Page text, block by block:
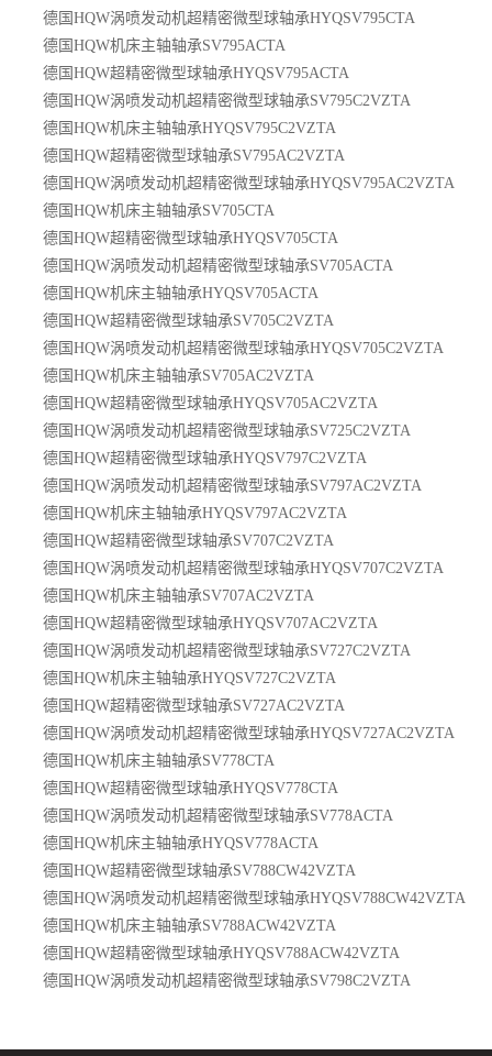
德国HQW涡喷发动机超精密微型球轴承HYQSV795CTA
德国HQW机床主轴轴承SV795ACTA
德国HQW超精密微型球轴承HYQSV795ACTA
德国HQW涡喷发动机超精密微型球轴承SV795C2VZTA
德国HQW机床主轴轴承HYQSV795C2VZTA
德国HQW超精密微型球轴承SV795AC2VZTA
德国HQW涡喷发动机超精密微型球轴承HYQSV795AC2VZTA
德国HQW机床主轴轴承SV705CTA
德国HQW超精密微型球轴承HYQSV705CTA
德国HQW涡喷发动机超精密微型球轴承SV705ACTA
德国HQW机床主轴轴承HYQSV705ACTA
德国HQW超精密微型球轴承SV705C2VZTA
德国HQW涡喷发动机超精密微型球轴承HYQSV705C2VZTA
德国HQW机床主轴轴承SV705AC2VZTA
德国HQW超精密微型球轴承HYQSV705AC2VZTA
德国HQW涡喷发动机超精密微型球轴承SV725C2VZTA
德国HQW超精密微型球轴承HYQSV797C2VZTA
德国HQW涡喷发动机超精密微型球轴承SV797AC2VZTA
德国HQW机床主轴轴承HYQSV797AC2VZTA
德国HQW超精密微型球轴承SV707C2VZTA
德国HQW涡喷发动机超精密微型球轴承HYQSV707C2VZTA
德国HQW机床主轴轴承SV707AC2VZTA
德国HQW超精密微型球轴承HYQSV707AC2VZTA
德国HQW涡喷发动机超精密微型球轴承SV727C2VZTA
德国HQW机床主轴轴承HYQSV727C2VZTA
德国HQW超精密微型球轴承SV727AC2VZTA
德国HQW涡喷发动机超精密微型球轴承HYQSV727AC2VZTA
德国HQW机床主轴轴承SV778CTA
德国HQW超精密微型球轴承HYQSV778CTA
德国HQW涡喷发动机超精密微型球轴承SV778ACTA
德国HQW机床主轴轴承HYQSV778ACTA
德国HQW超精密微型球轴承SV788CW42VZTA
德国HQW涡喷发动机超精密微型球轴承HYQSV788CW42VZTA
德国HQW机床主轴轴承SV788ACW42VZTA
德国HQW超精密微型球轴承HYQSV788ACW42VZTA
德国HQW涡喷发动机超精密微型球轴承SV798C2VZTA